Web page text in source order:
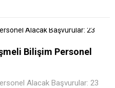
Bilişim Personel
Alacak Başvurular: 23